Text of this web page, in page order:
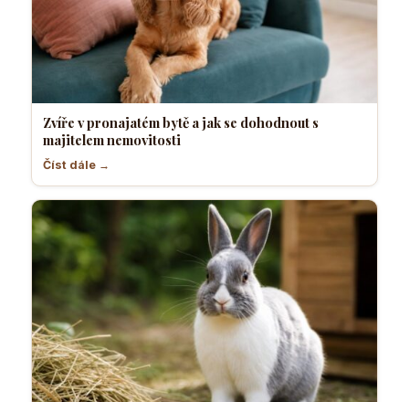
Zvíře v pronajatém bytě a jak se dohodnout s
majitelem nemovitosti
Číst dále →